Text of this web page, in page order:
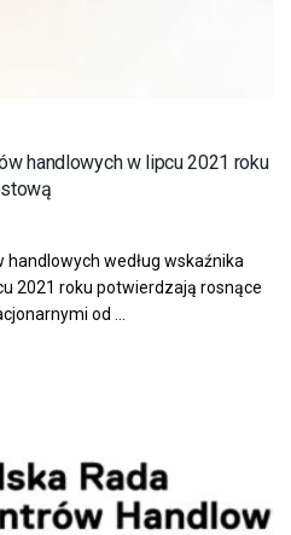
handlowych w lipcu 2021 roku
według wskaźnika
2021 roku potwierdzają rosnące
od ...